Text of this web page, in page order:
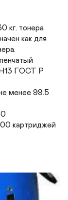
кг. тонера
как для
ГОСТ Р
менее 99.5
картриджей